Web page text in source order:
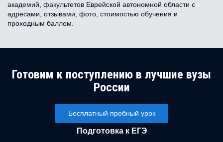
академий, факультетов Еврейской автономной области с
адресами, отзывами, фото, стоимостью обучения и
проходным баллом.
Готовим к поступлению в лучшие вузы
России
Бесплатный пробный урок
Подготовка к ЕГЭ